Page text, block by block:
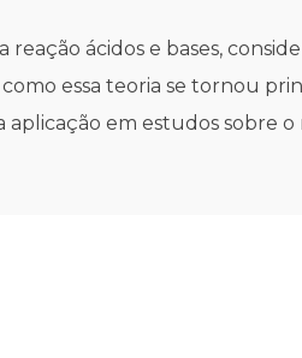
ácidos e bases,
essa teoria se tornou
aplicação em estudos sobre o